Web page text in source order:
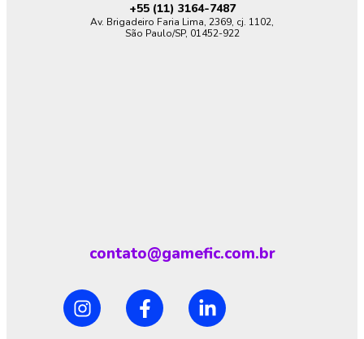
+55 (11) 3164-7487
Av. Brigadeiro Faria Lima, 2369, cj. 1102,
São Paulo/SP, 01452-922
contato@gamefic.com.br